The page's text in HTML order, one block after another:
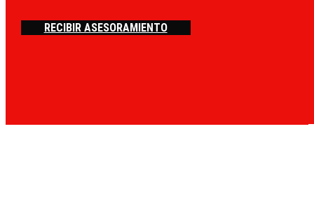
RECIBIR ASESORAMIENTO